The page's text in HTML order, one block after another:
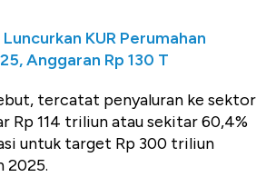
KUR Perumahan
Anggaran Rp 130 T
tercatat penyaluran ke sektor
Rp 114 triliun atau sekitar 60,4%
untuk target Rp 300 triliun
2025.